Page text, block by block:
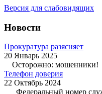
Версия для слабовидящих
Новости
Прокуратура разясняет
20 Январь 2025
Осторожно:
Телефон доверия
22 Октябрь 2024
Федеральный номер